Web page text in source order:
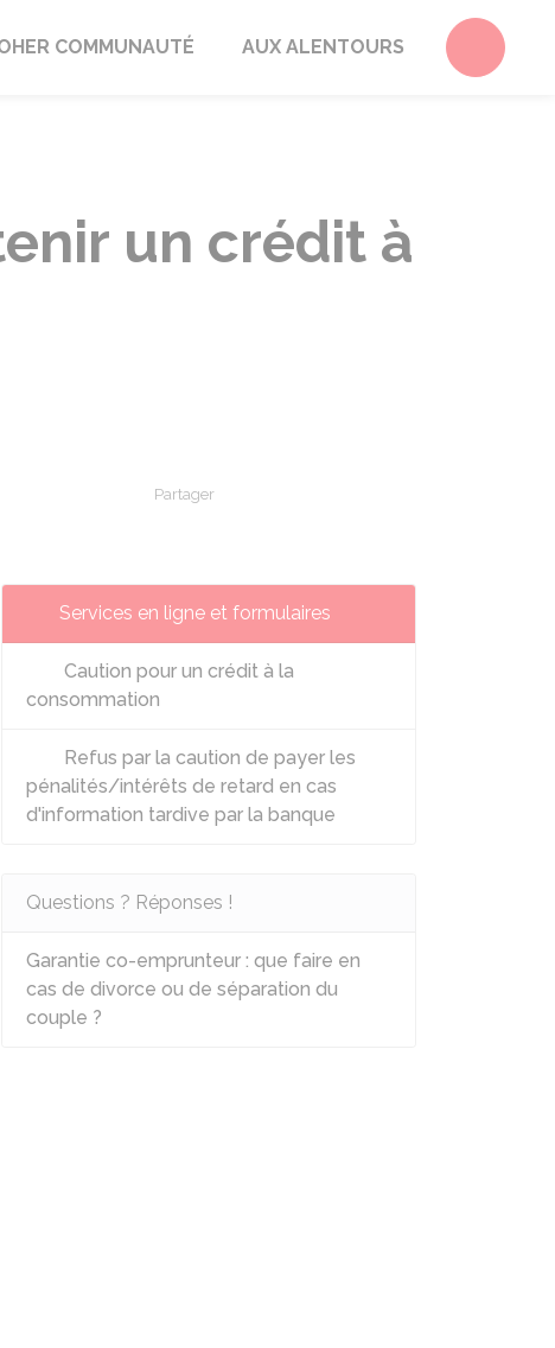
COMMUNAUTÉ AUX ALENTOURS
un crédit à
Partager
Services en ligne et formulaires
Caution pour un crédit à la
consommation
Refus par la caution de payer les
pénalités/intérêts de retard en cas
d'information tardive par la banque
Questions ? Réponses !
Garantie co-emprunteur : que faire en
cas de divorce ou de séparation du
couple ?